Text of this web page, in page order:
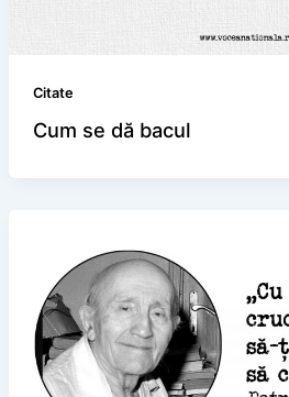
Citate
Cum se dă bacul